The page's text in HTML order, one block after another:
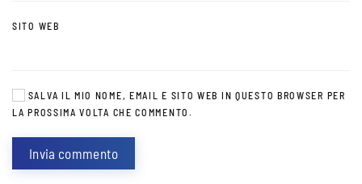
SITO WEB
SALVA IL MIO NOME, EMAIL E SITO WEB IN QUESTO BROWSER PER
LA PROSSIMA VOLTA CHE COMMENTO.
Invia commento